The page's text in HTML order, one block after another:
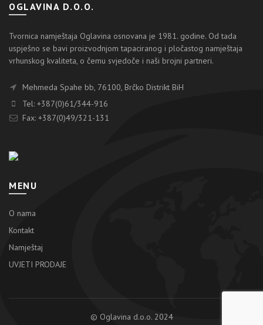
OGLAVINA D.O.O.
Tvornica namještaja Oglavina osnovana je 1981. godine. Od tada
uspješno se bavi proizvodnjom tapaciranog i pločastog namještaja
vrhunskog kvaliteta, o čemu svjedoče i naši brojni partneri.
Mehmeda Spahe bb, 76100, Brčko Distrikt BiH
Tel: +387(0)61/344-916
Fax: +387(0)49/321-131
MENU
O nama
Kontakt
Namještaj
UVJETI PRODAJE
© Oglavina d.o.o. 2024